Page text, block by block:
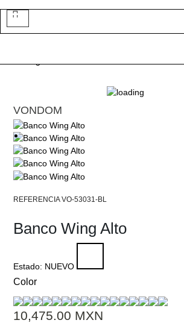
Toggle
VONDOM
VO-53031-BL
Banco Wing Alto
Estado: NUEVO
Color
10,475.00 MXN